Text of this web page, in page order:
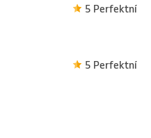
5 Perfektní
5 Perfektní